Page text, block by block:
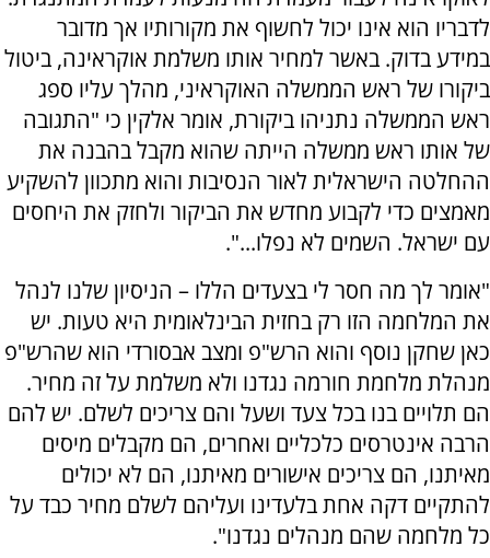
לדבריו הוא אינו יכול לחשוף את מקורותיו אך מדובר
במידע בדוק. באשר למחיר אותו משלמת אוקראינה, ביטול
ביקורו של ראש הממשלה האוקראיני, מהלך עליו ספג
ראש הממשלה נתניהו ביקורת, אומר אלקין כי "התגובה
של אותו ראש ממשלה הייתה שהוא מקבל בהבנה את
ההחלטה הישראלית לאור הנסיבות והוא מתכוון להשקיע
מאמצים כדי לקבוע מחדש את הביקור ולחזק את היחסים
עם ישראל. השמים לא נפלו...".
"אומר לך מה חסר לי בצעדים הללו – הניסיון שלנו לנהל
את המלחמה הזו רק בחזית הבינלאומית היא טעות. יש
כאן שחקן נוסף והוא הרש"פ ומצב אבסורדי הוא שהרש"פ
מנהלת מלחמת חורמה נגדנו ולא משלמת על זה מחיר.
הם תלויים בנו בכל צעד ושעל והם צריכים לשלם. יש להם
הרבה אינטרסים כלכליים ואחרים, הם מקבלים מיסים
מאיתנו, הם צריכים אישורים מאיתנו, הם לא יכולים
להתקיים דקה אחת בלעדינו ועליהם לשלם מחיר כבד על
כל מלחמה שהם מנהלים נגדנו".